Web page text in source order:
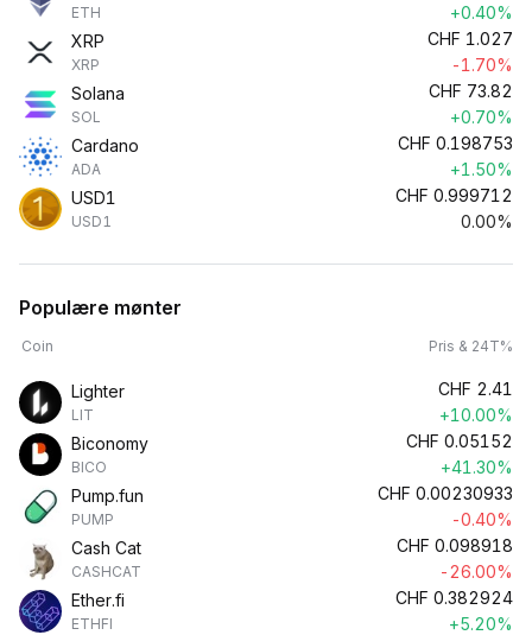
ETH
+0.40%
XRP
XRP
CHF 1.027
-1.70%
Solana
SOL
CHF 73.82
+0.70%
Cardano
ADA
CHF 0.198753
+1.50%
USD1
USD1
CHF 0.999712
0.00%
Populære mønter
Coin Pris & 24T%
Lighter
LIT
CHF 2.41
+10.00%
Biconomy
BICO
CHF 0.05152
+41.30%
Pump.fun
PUMP
CHF 0.00230933
-0.40%
Cash Cat
CASHCAT
CHF 0.098918
-26.00%
Ether.fi
ETHFI
CHF 0.382924
+5.20%